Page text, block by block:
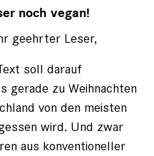
noch vegan!
geehrter Leser,
soll darauf
gerade zu Weihnachten
von den meisten
wird. Und zwar
aus konventioneller